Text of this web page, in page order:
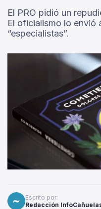
El PRO pidió un
El oficialismo lo envió
“especialistas”.
Escrito por:
Redacción